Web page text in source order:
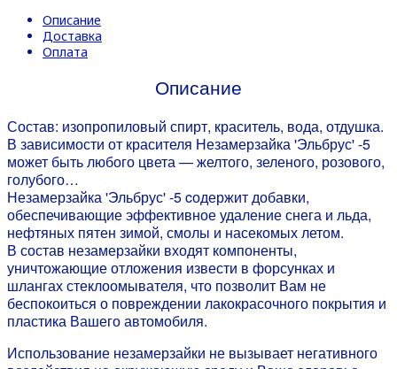
Описание
Доставка
Оплата
Описание
Состав: изопропиловый спирт, краситель, вода, отдушка.
В зависимости от красителя Незамерзайка 'Эльбрус' -5
может быть любого цвета — желтого, зеленого, розового,
голубого…
Незамерзайка 'Эльбрус' -5 cодержит добавки,
обеспечивающие эффективное удаление снега и льда,
нефтяных пятен зимой, смолы и насекомых летом.
В состав незамерзайки входят компоненты,
уничтожающие отложения извести в форсунках и
шлангах стеклоомывателя, что позволит Вам не
беспокоиться о повреждении лакокрасочного покрытия и
пластика Вашего автомобиля.
Использование незамерзайки не вызывает негативного